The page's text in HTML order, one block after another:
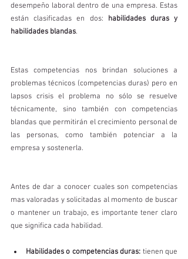
desempeño laboral dentro de una empresa. Estas
están clasificadas en dos: habilidades duras y
habilidades blandas.
Estas competencias nos brindan soluciones a
problemas técnicos (competencias duras) pero en
lapsos crisis el problema no sólo se resuelve
técnicamente, sino también con competencias
blandas que permitirán el crecimiento personal de
las personas, como también potenciar a la
empresa y sostenerla.
Antes de dar a conocer cuales son competencias
mas valoradas y solicitadas al momento de buscar
o mantener un trabajo, es importante tener claro
que significa cada habilidad.
Habilidades o competencias duras: tienen que